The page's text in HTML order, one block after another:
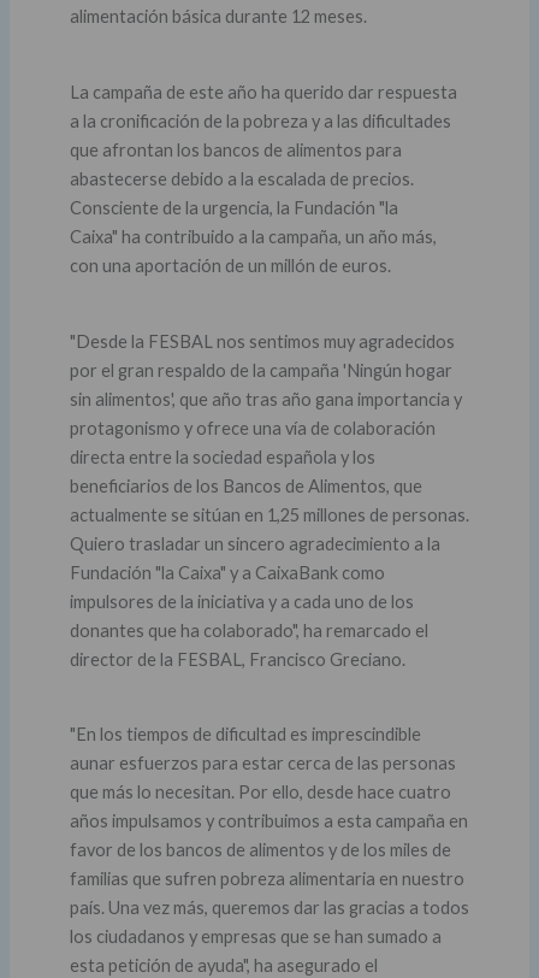
alimentación básica durante 12 meses.
La campaña de este año ha querido dar respuesta
a la cronificación de la pobreza y a las dificultades
que afrontan los bancos de alimentos para
abastecerse debido a la escalada de precios.
Consciente de la urgencia, la Fundación "la
Caixa" ha contribuido a la campaña, un año más,
con una aportación de un millón de euros.
"Desde la FESBAL nos sentimos muy agradecidos
por el gran respaldo de la campaña 'Ningún hogar
sin alimentos', que año tras año gana importancia y
protagonismo y ofrece una vía de colaboración
directa entre la sociedad española y los
beneficiarios de los Bancos de Alimentos, que
actualmente se sitúan en 1,25 millones de personas.
Quiero trasladar un sincero agradecimiento a la
Fundación "la Caixa" y a CaixaBank como
impulsores de la iniciativa y a cada uno de los
donantes que ha colaborado", ha remarcado el
director de la FESBAL, Francisco Greciano.
"En los tiempos de dificultad es imprescindible
aunar esfuerzos para estar cerca de las personas
que más lo necesitan. Por ello, desde hace cuatro
años impulsamos y contribuimos a esta campaña en
favor de los bancos de alimentos y de los miles de
familias que sufren pobreza alimentaria en nuestro
país. Una vez más, queremos dar las gracias a todos
los ciudadanos y empresas que se han sumado a
esta petición de ayuda", ha asegurado el